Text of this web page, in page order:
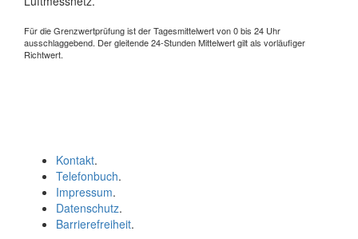
Für die Grenzwertprüfung ist der Tagesmittelwert von 0 bis 24 Uhr
ausschlaggebend. Der gleitende 24-Stunden Mittelwert gilt als vorläufiger
Richtwert.
Kontakt.
Telefonbuch.
Impressum.
Datenschutz.
Barrierefreiheit.